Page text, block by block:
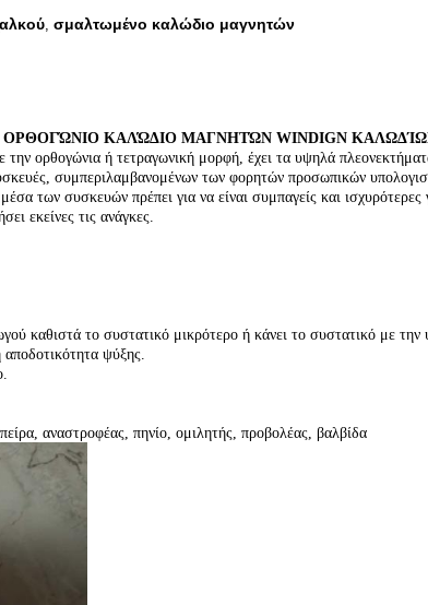
, σμαλτωμένο καλώδιο μαγνητών
ΟΡΘΟΓΏΝΙΟ ΚΑΛΏΔΙΟ ΜΑΓΝΗΤΏΝ WINDIGN
ορθογώνια ή τετραγωνική μορφή, έχει τα υψηλά
συμπεριλαμβανομένων των φορητών προσωπικών
των συσκευών πρέπει για να είναι συμπαγείς και
εκείνες τις ανάγκες.
καθιστά το συστατικό μικρότερο ή κάνει το συστατικό με
ψύξης.
αναστροφέας, πηνίο, ομιλητής, προβολέας, βαλβίδα